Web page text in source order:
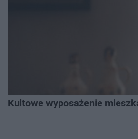
Kultowe wyposażenie